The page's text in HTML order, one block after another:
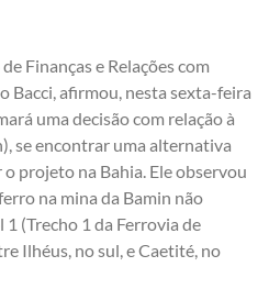
Finanças e Relações com
Bacci, afirmou, nesta sexta-feira
uma decisão com relação à
se encontrar uma alternativa
projeto na Bahia. Ele observou
na mina da Bamin não
(Trecho 1 da Ferrovia de
Ilhéus, no sul, e Caetité, no